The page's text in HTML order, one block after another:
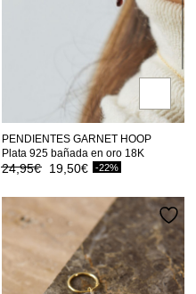
PENDIENTES GARNET HOOP
Plata 925 bañada en oro 18K
24,95€
El
original
19,50€ -22%El
actual
es:
19,50€.